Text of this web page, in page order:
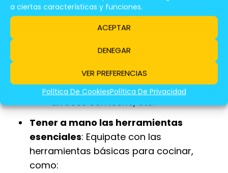
a ciertas características y funciones.
ACEPTAR
DENEGAR
VER PREFERENCIAS
Política De CookiesPolítica De Privacidad
Patatas: Un alimento básico en la
cocina española, ideal para
pescado o verdura.
: Otro ingrediente fundamental,
se utiliza para preparar paellas,
arroces con leche, etc.
Tener a mano las herramientas
esenciales: Equipate con las
herramientas básicas para cocinar,
como: